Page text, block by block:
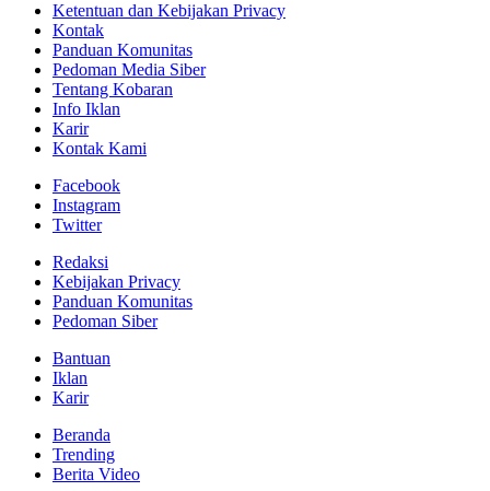
Ketentuan dan Kebijakan Privacy
Kontak
Panduan Komunitas
Pedoman Media Siber
Tentang Kobaran
Info Iklan
Karir
Kontak Kami
Facebook
Instagram
Twitter
Redaksi
Kebijakan Privacy
Panduan Komunitas
Pedoman Siber
Bantuan
Iklan
Karir
Beranda
Trending
Berita Video